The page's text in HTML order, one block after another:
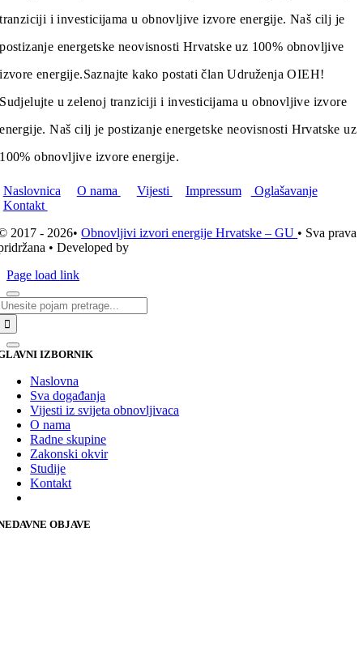
tranziciji i investicijama u obnovljive izvore energije. Naš cilj je
postizanje energetske neovisnosti Hrvatske uz 100% obnovljive
izvore energije.Saznajte kako postati član Udruženja OIEH!
Sudjelujte u zelenoj tranziciji i investicijama u obnovljive izvore
energije. Naš cilj je postizanje energetske neovisnosti Hrvatske uz
100% obnovljive izvore energije.
Naslovnica O nama Vijesti Impressum
Oglašavanje
Kontakt
2017 - 2026•Obnovljivi izvori energije Hrvatske – GU • Sva prava
• Developed by
Page load link
IZBORNIK
Naslovna
Sva događanja
Vijesti iz svijeta obnovljivaca
O nama
Radne skupine
Zakonski okvir
Studije
Kontakt
OBJAVE